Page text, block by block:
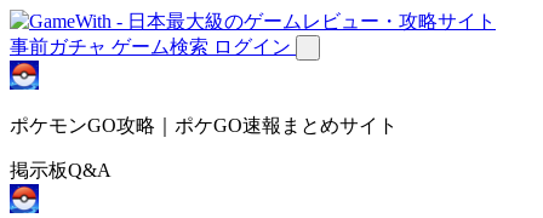
事前ガチャ ゲーム検索 ログイン
ポケモンGO攻略｜ポケGO速報まとめサイト
掲示板Q&A